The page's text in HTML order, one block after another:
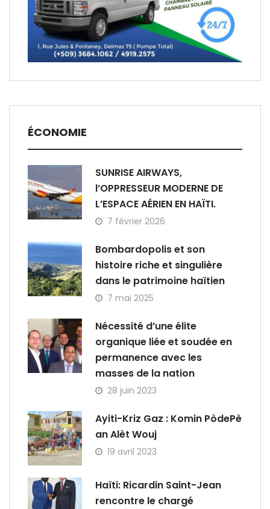
ÉCONOMIE
SUNRISE AIRWAYS,
l’OPPRESSEUR MODERNE DE
L’ESPACE AÉRIEN EN HAÏTI.
7 février 2026
Bombardopolis et son
histoire riche et singulière
dans le patrimoine haïtien
7 mai 2025
Nécessité d’une élite
organique liée et soudée en
permanence avec les
masses de la nation
28 juin 2023
Ayiti-Kriz Gaz : Komin PòdePè
an Alèt Wouj
19 avril 2023
Haïti: Ricardin Saint-Jean
rencontre le chargé